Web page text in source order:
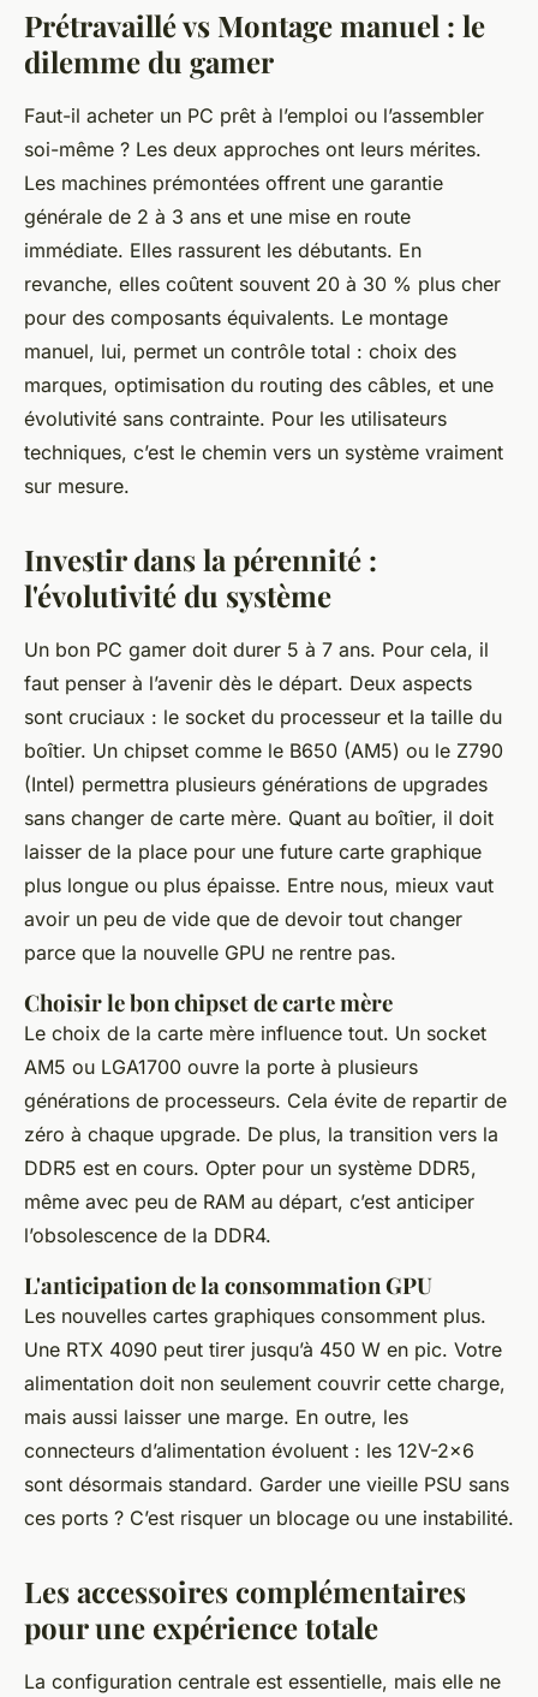
Prétravaillé vs Montage manuel : le
dilemme du gamer
Faut-il acheter un PC prêt à l’emploi ou l’assembler
soi-même ? Les deux approches ont leurs mérites.
Les machines prémontées offrent une garantie
générale de 2 à 3 ans et une mise en route
immédiate. Elles rassurent les débutants. En
revanche, elles coûtent souvent 20 à 30 % plus cher
pour des composants équivalents. Le montage
manuel, lui, permet un contrôle total : choix des
marques, optimisation du routing des câbles, et une
évolutivité sans contrainte. Pour les utilisateurs
techniques, c’est le chemin vers un système vraiment
sur mesure.
Investir dans la pérennité :
l'évolutivité du système
Un bon PC gamer doit durer 5 à 7 ans. Pour cela, il
faut penser à l’avenir dès le départ. Deux aspects
sont cruciaux : le socket du processeur et la taille du
boîtier. Un chipset comme le B650 (AM5) ou le Z790
(Intel) permettra plusieurs générations de upgrades
sans changer de carte mère. Quant au boîtier, il doit
laisser de la place pour une future carte graphique
plus longue ou plus épaisse. Entre nous, mieux vaut
avoir un peu de vide que de devoir tout changer
parce que la nouvelle GPU ne rentre pas.
Choisir le bon chipset de carte mère
Le choix de la carte mère influence tout. Un socket
AM5 ou LGA1700 ouvre la porte à plusieurs
générations de processeurs. Cela évite de repartir de
zéro à chaque upgrade. De plus, la transition vers la
DDR5 est en cours. Opter pour un système DDR5,
même avec peu de RAM au départ, c’est anticiper
l’obsolescence de la DDR4.
L'anticipation de la consommation GPU
Les nouvelles cartes graphiques consomment plus.
Une RTX 4090 peut tirer jusqu’à 450 W en pic. Votre
alimentation doit non seulement couvrir cette charge,
mais aussi laisser une marge. En outre, les
connecteurs d’alimentation évoluent : les 12V-2x6
sont désormais standard. Garder une vieille PSU sans
ces ports ? C’est risquer un blocage ou une instabilité.
Les accessoires complémentaires
pour une expérience totale
La configuration centrale est essentielle, mais elle ne